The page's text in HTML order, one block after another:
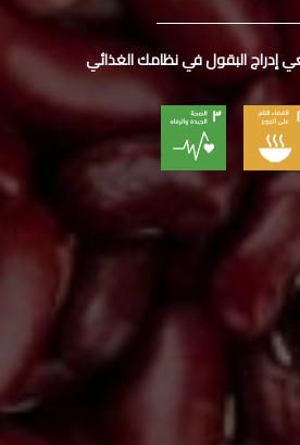
إدراج البقول في نظامك الغذائي